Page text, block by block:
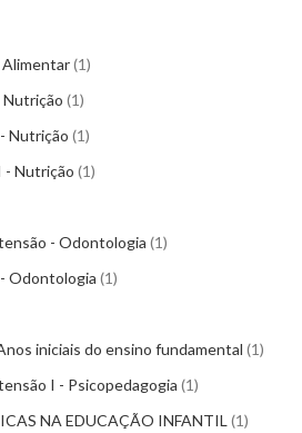
Alimentar 1
Nutrição 1
Nutrição 1
- Nutrição 1
- Odontologia 1
Odontologia 1
iniciais do ensino fundamental 1
I - Psicopedagogia 1
NA EDUCAÇÃO INFANTIL 1